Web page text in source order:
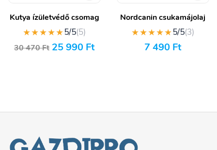
Kutya ízületvédő csomag
★★★★★5/5(5)
30 470Ft 25 990 Ft
Nordcanin csukamájolaj
★★★★★5/5(3)
7 490 Ft